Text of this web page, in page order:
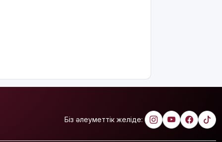
тұрғын
«емшіге» 9
Біз әлеуметтік желіде: